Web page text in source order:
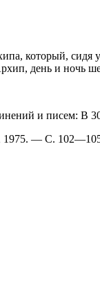
который, сидя
день и ночь
и писем:
1975. — С.